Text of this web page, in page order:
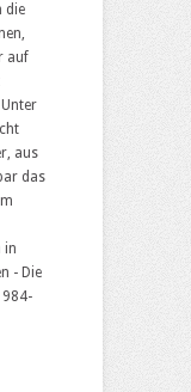
die
auf
aus
das
in
- Die